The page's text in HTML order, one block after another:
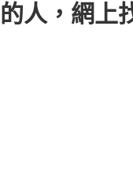
的人，網上